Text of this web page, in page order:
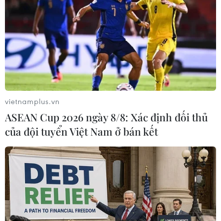
Thử tài bóng đá với những kiến thức
không phải ai cũng biết về AFF Cup
19/11/2016 11:19
Công Vinh hiện đã có 13 bàn, chỉ kém kỷ lục của Noh
Alam Shah đúng 4 bàn. 4 cũng là số bàn thắng của
Công Vinh ở AFF Cup gần nhất năm 2014.
vietnamplus.vn
ASEAN Cup 2026 ngày 8/8: Xác định đối thủ
của đội tuyển Việt Nam ở bán kết